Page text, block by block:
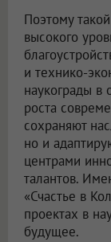
Поэтому
высокого
и технико-
наукограды в
роста
сохраняют
но и
центрами
талантов.
«Счастье в
проектах в
будущее.